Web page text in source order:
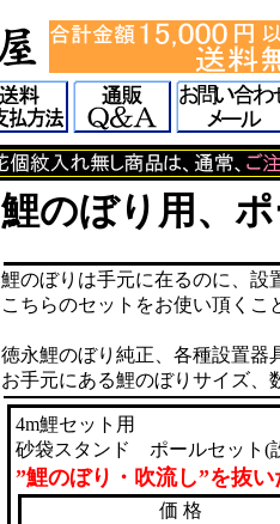
鯉のぼり用、
鯉のぼりは手元に在るのに、設
こちらのセットをお使い頂くこ
徳永鯉のぼり純正、各種設置器
お手元にある鯉のぼりサイズ、
4m鯉セット用
砂袋スタンド ポールセット(
”鯉のぼり・吹流し”を抜い
価 格